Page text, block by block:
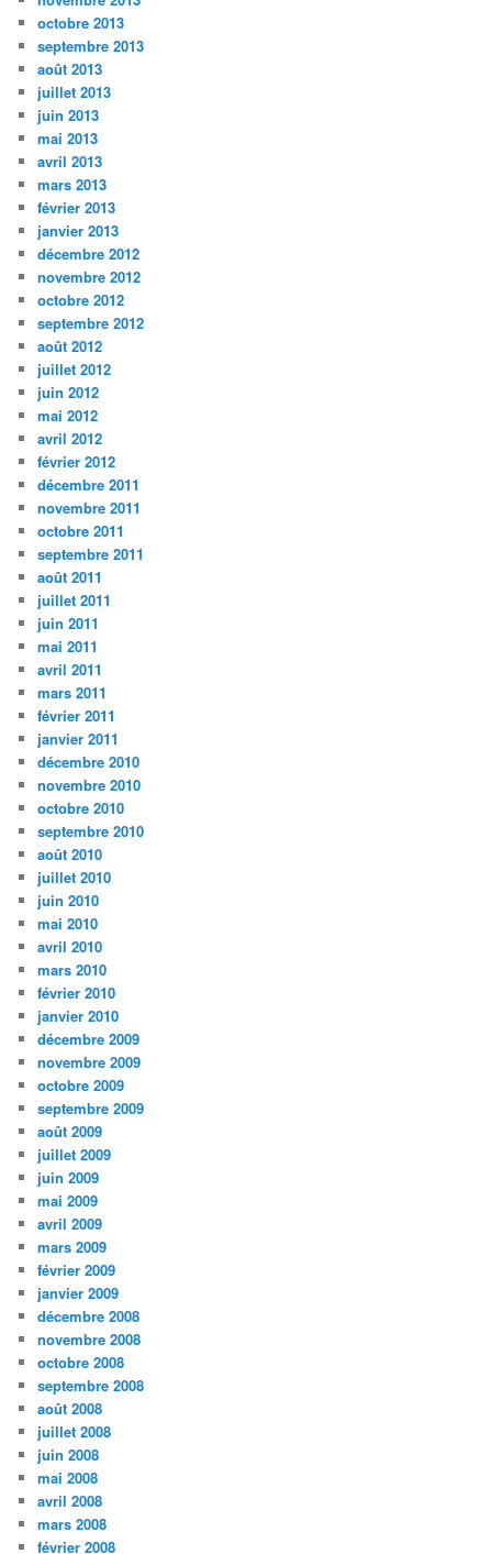
octobre 2013
septembre 2013
août 2013
juillet 2013
juin 2013
mai 2013
avril 2013
mars 2013
février 2013
janvier 2013
décembre 2012
novembre 2012
octobre 2012
septembre 2012
août 2012
juillet 2012
juin 2012
mai 2012
avril 2012
février 2012
décembre 2011
novembre 2011
octobre 2011
septembre 2011
août 2011
juillet 2011
juin 2011
mai 2011
avril 2011
mars 2011
février 2011
janvier 2011
décembre 2010
novembre 2010
octobre 2010
septembre 2010
août 2010
juillet 2010
juin 2010
mai 2010
avril 2010
mars 2010
février 2010
janvier 2010
décembre 2009
novembre 2009
octobre 2009
septembre 2009
août 2009
juillet 2009
juin 2009
mai 2009
avril 2009
mars 2009
février 2009
janvier 2009
décembre 2008
novembre 2008
octobre 2008
septembre 2008
août 2008
juillet 2008
juin 2008
mai 2008
avril 2008
mars 2008
février 2008